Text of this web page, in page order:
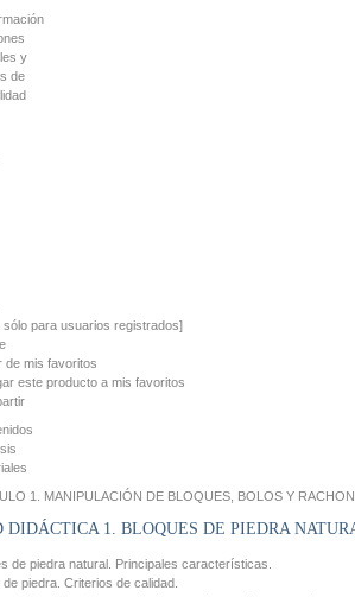
y
de
sólo para usuarios registrados]
de mis favoritos
este producto a mis favoritos
1. MANIPULACIÓN DE BLOQUES, BOLOS Y
DIDÁCTICA 1. BLOQUES DE PIEDRA
de piedra natural. Principales características.
piedra. Criterios de calidad.